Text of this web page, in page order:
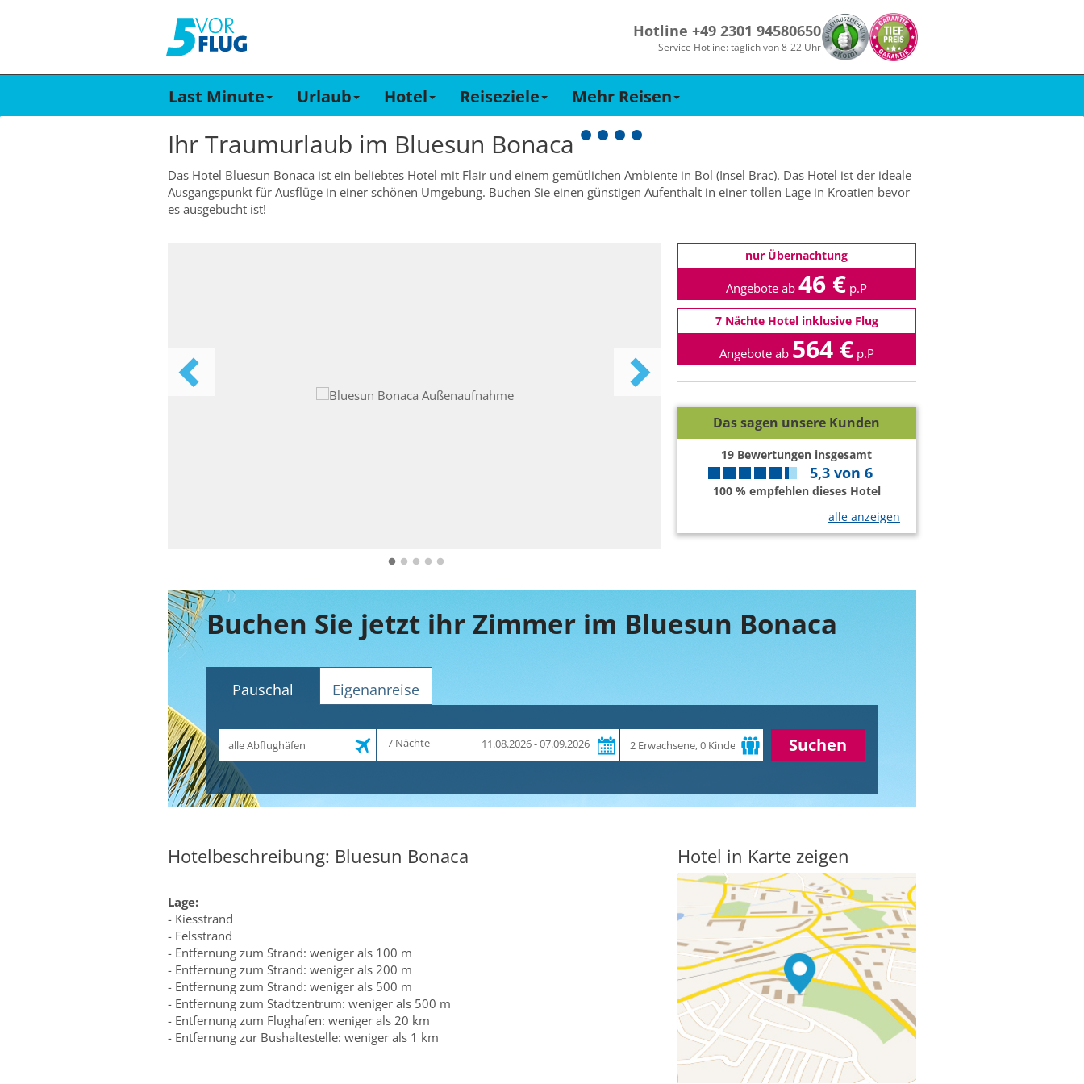
Hotline +49 2301 94580650
Service Hotline: täglich von 8-22 Uhr
Last Minute Urlaub Hotel Reiseziele Mehr Reisen
Ihr Traumurlaub im Bluesun Bonaca
Das Hotel Bluesun Bonaca ist ein beliebtes Hotel mit Flair und einem gemütlichen Ambiente in Bol (Insel Brac). Das Hotel ist der ideale
Ausgangspunkt für Ausflüge in einer schönen Umgebung. Buchen Sie einen günstigen Aufenthalt in einer tollen Lage in Kroatien bevor
es ausgebucht ist!
nur Übernachtung
Angebote ab46 € p.P
7 Nächte Hotel inklusive Flug
Angebote ab 564 € p.P
Das sagen unsere Kunden
19 Bewertungen insgesamt
5,3von 6
100 % empfehlen dieses Hotel
alle anzeigen
Buchen Sie jetzt ihr Zimmer im Bluesun Bonaca
Pauschal Eigenanreise
Zeitraum
7 Nächte 11.08.2026 - 07.09.2026 Suchen
Hotelbeschreibung: Bluesun Bonaca
Lage:
- Kiesstrand
- Felsstrand
- Entfernung zum Strand: weniger als 100 m
- Entfernung zum Strand: weniger als 200 m
- Entfernung zum Strand: weniger als 500 m
- Entfernung zum Stadtzentrum: weniger als 500 m
- Entfernung zum Flughafen: weniger als 20 km
- Entfernung zur Bushaltestelle: weniger als 1 km
Hotel in Karte zeigen